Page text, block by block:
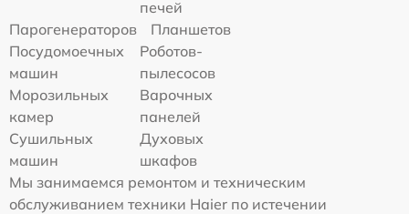
печей
Парогенераторов
Планшетов
Посудомоечных
машин
Роботов-
пылесосов
Морозильных
камер
Варочных
панелей
Сушильных
машин
Духовых
шкафов
Мы занимаемся ремонтом и техническим
обслуживанием техники Haier по истечении